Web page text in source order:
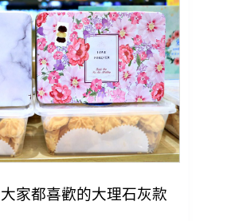
家都喜歡的大理石灰款